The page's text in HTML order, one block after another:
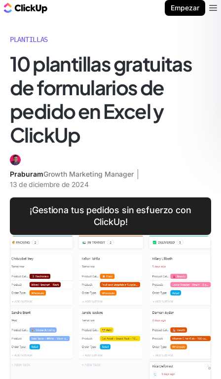
Empezar
PLANTILLAS
10 plantillas gratuitas
de formularios de
pedido en Excel y
ClickUp
PraburamGrowth Marketing Manager
13 de diciembre de 2024
¡Gestiona tus pedidos sin esfuerzo con
ClickUp!